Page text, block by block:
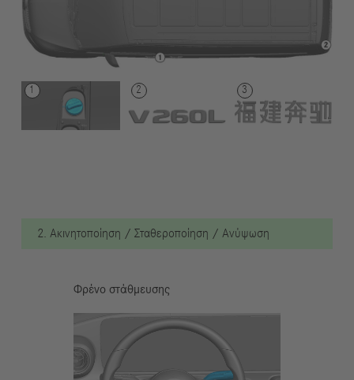
2. Ακινητοποίηση / Σταθεροποίηση / Ανύψωση
Φρένο στάθμευσης